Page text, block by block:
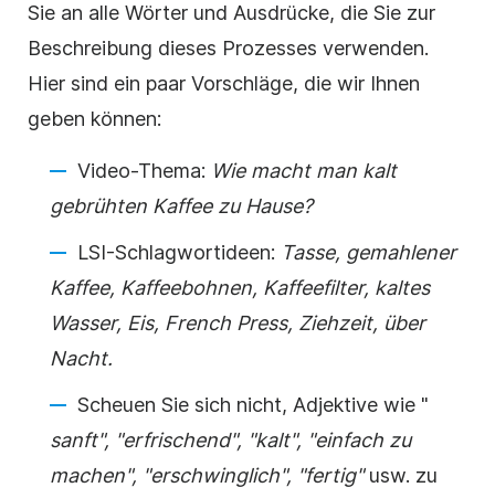
Sie an alle Wörter und Ausdrücke, die Sie zur
Beschreibung dieses Prozesses verwenden.
Hier sind ein paar Vorschläge, die wir Ihnen
geben können:
Video-Thema: Wie macht man kalt
gebrühten Kaffee zu Hause?
LSI-Schlagwortideen: Tasse, gemahlener
Kaffee, Kaffeebohnen, Kaffeefilter, kaltes
Wasser, Eis, French Press, Ziehzeit, über
Nacht.
Scheuen Sie sich nicht, Adjektive wie "
sanft", "erfrischend", "kalt", "einfach zu
machen", "erschwinglich", "fertig"usw. zu